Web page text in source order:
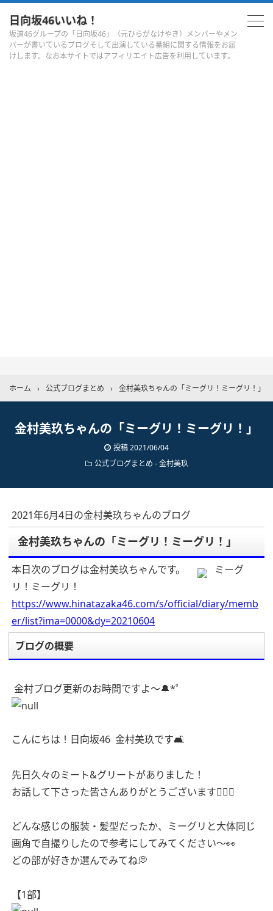
日向坂46いいね！
坂道46グループの「日向坂46」（元ひらがなけやき）メンバーやメン
バーが書いているブログそして出演している番組に関する情報をお届
けします。なお本サイトではアフィリエイト広告を利用しています。
ホーム › 公式ブログまとめ › 金村美玖ちゃんの「ミーグリ！ミーグリ！」
金村美玖ちゃんの「ミーグリ！ミーグリ！」
投稿2021/06/04
公式ブログまとめ -金村美玖
2021年6月4日の金村美玖ちゃんのブログ
金村美玖ちゃんの「ミーグリ！ミーグリ！」
本日次のブログは金村美玖ちゃんです。
ミーグ
リ！ミーグリ！
https://www.hinatazaka46.com/s/official/diary/memb
er/list?ima=0000&dy=20210604
ブログの概要
金村ブログ更新のお時間ですよ〜🔔*゜
こんにちは！日向坂46 金村美玖です🛋
先日久々のミート&グリートがありました！
お話して下さった皆さんありがとうございます🙇🏻‍♀️
どんな感じの服装・髪型だったか、ミーグリと大体同じ
画角で自撮りしたので参考にしてみてください〜👀
どの部が好きか選んでみてね💭
【1部】